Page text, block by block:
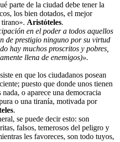
parte de la ciudad debe tener la
los bien dotados, el mejor
Aristóteles.
en el poder a todos aquellos
de prestigio ninguno por su virtud
hay muchos proscritos y pobres,
llena de enemigos)».
en que los ciudadanos posean
puesto que donde unos tienen
o aparece una democracia
o una tiranía, motivada por
.
se puede decir esto: son
falsos, temerosos del peligro y
les favoreces, son todo tuyos,